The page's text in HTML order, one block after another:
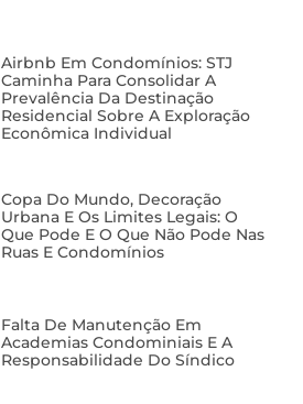
Airbnb Em Condomínios: STJ
Caminha Para Consolidar A
Prevalência Da Destinação
Residencial Sobre A Exploração
Econômica Individual
Copa Do Mundo, Decoração
Urbana E Os Limites Legais: O
Que Pode E O Que Não Pode Nas
Ruas E Condomínios
Falta De Manutenção Em
Academias Condominiais E A
Responsabilidade Do Síndico